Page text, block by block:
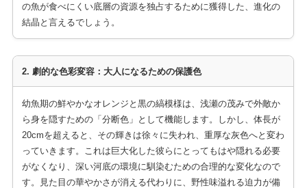
の魚が食べにくい底層の資源を独占するために獲得した、進化の
結晶と言えるでしょう。
2. 劇的な色彩変容：大人になるための保護色
幼魚期の鮮やかなオレンジと黒の縞模様は、浅瀬の茂みで外敵か
ら身を隠すための「分断色」として機能します。しかし、体長が
20cmを超えると、その輝きは徐々に失われ、重厚な灰色へと変わ
っていきます。これは巨大化した彼らにとってもはや隠れる必要
がなくなり、深い河底の環境に馴染むための合理的な変化なので
す。見た目の華やかさが消える代わりに、野性味溢れる迫力が備